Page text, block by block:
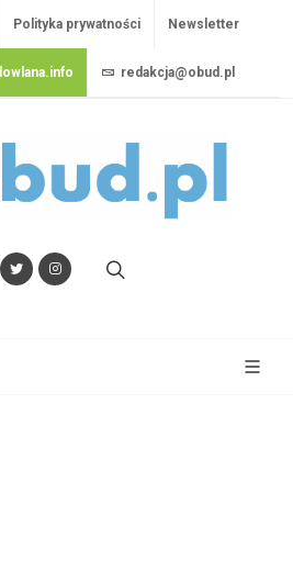
Polityka prywatności Newsletter
redakcja@obud.pl